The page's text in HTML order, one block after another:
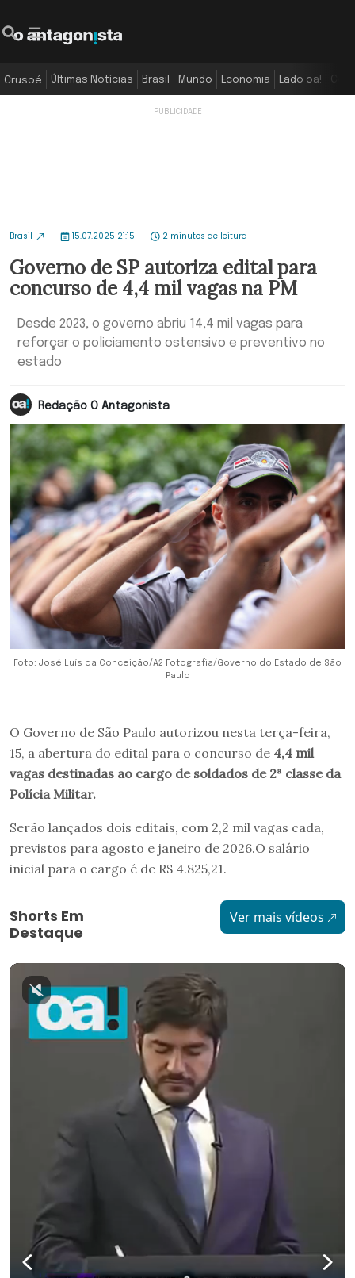
Crusoé Últimas Notícias Brasil Mundo Economia Lado oa!
Brasil 15.07.2025 21:15 2 minutos de leitura
Governo de SP autoriza edital para
concurso de 4,4 mil vagas na PM
Desde 2023, o governo abriu 14,4 mil vagas para
reforçar o policiamento ostensivo e preventivo no
estado
Redação O Antagonista
Foto: José Luís da Conceição/A2 Fotografia/Governo do Estado de São
Paulo
O Governo de São Paulo autorizou nesta terça-feira,
15, a abertura do edital para o concurso de 4,4 mil
vagas destinadas ao cargo de soldados de 2ª classe da
Polícia Militar.
Serão lançados dois editais, com 2,2 mil vagas cada,
previstos para agosto e janeiro de 2026.O salário
inicial para o cargo é de R$ 4.825,21.
Shorts Em
Destaque
Ver mais vídeos